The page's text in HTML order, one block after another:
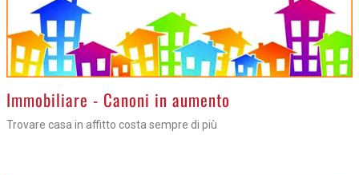
>Immobiliare - Canoni in aumento
Trovare casa in affitto costa sempre di più